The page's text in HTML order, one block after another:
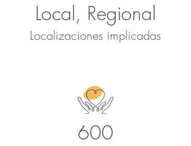
Local, Regional
Localizaciones implicadas
600